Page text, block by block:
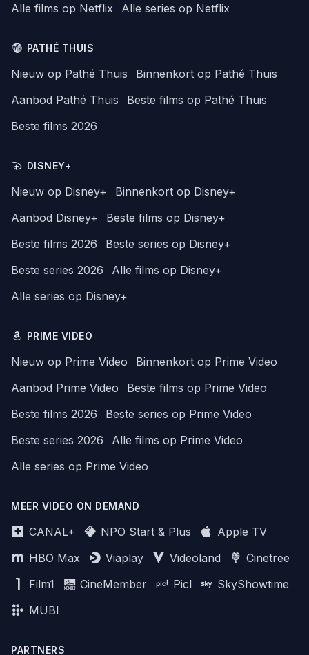
Alle films op Netflix
Alle series op Netflix
PATHÉ THUIS
Nieuw op Pathé Thuis
Binnenkort op Pathé Thuis
Aanbod Pathé Thuis
Beste films op Pathé Thuis
Beste films 2026
DISNEY+
Nieuw op Disney+
Binnenkort op Disney+
Aanbod Disney+
Beste films op Disney+
Beste films 2026
Beste series op Disney+
Beste series 2026
Alle films op Disney+
Alle series op Disney+
PRIME VIDEO
Nieuw op Prime Video
Binnenkort op Prime Video
Aanbod Prime Video
Beste films op Prime Video
Beste films 2026
Beste series op Prime Video
Beste series 2026
Alle films op Prime Video
Alle series op Prime Video
MEER VIDEO ON DEMAND
CANAL+ NPO Start & Plus
Apple TV
HBO Max
Viaplay Videoland
Cinetree
Film1
CineMember Picl
SkyShowtime
MUBI
PARTNERS